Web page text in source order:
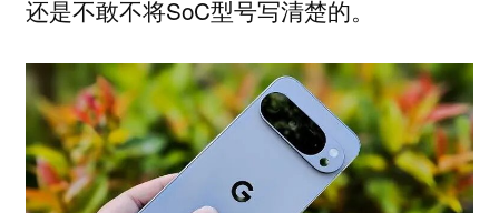
还是不敢不将SoC型号写清楚的。